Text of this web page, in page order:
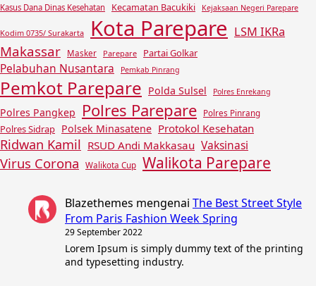
Kasus Dana Dinas Kesehatan
Kecamatan Bacukiki Kejaksaan Negeri Parepare
Kodim 0735/ Surakarta Kota Parepare LSM IKRa
Makassar Masker Parepare Partai Golkar
Pelabuhan Nusantara Pemkab Pinrang
Pemkot Parepare Polda Sulsel Polres Enrekang
Polres Pangkep Polres Parepare Polres Pinrang
Polres Sidrap Polsek Minasatene Protokol Kesehatan
Ridwan Kamil RSUD Andi Makkasau Vaksinasi
Virus Corona Walikota Cup Walikota Parepare
Blazethemes mengenai The Best Street Style
From Paris Fashion Week Spring
29 September 2022
Lorem Ipsum is simply dummy text of the printing
and typesetting industry.